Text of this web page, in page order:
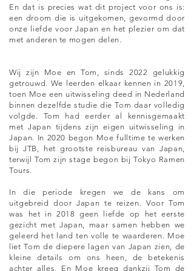
En dat is precies wat dit project voor ons is:
een droom die is uitgekomen, gevormd door
onze liefde voor Japan en het plezier om dat
met anderen te mogen delen.
Wij zijn Moe en Tom, sinds 2022 gelukkig
getrouwd. We leerden elkaar kennen in 2019,
toen Moe een uitwisseling deed in Nederland
binnen dezelfde studie die Tom daar volledig
volgde. Tom had eerder al kennisgemaakt
met Japan tijdens zijn eigen uitwisseling in
Japan. In 2020 begon Moe fulltime te werken
bij JTB, het grootste reisbureau van Japan,
terwijl Tom zijn stage begon bij Tokyo Ramen
Tours.
In die periode kregen we de kans om
uitgebreid door Japan te reizen. Voor Tom
was het in 2018 geen liefde op het eerste
gezicht met Japan, maar samen hebben we
geleerd het land ten volle te waarderen. Moe
liet Tom de diepere lagen van Japan zien, de
kleine details om ons heen, de betekenis
achter alles. En Moe kreeg dankzij Tom de